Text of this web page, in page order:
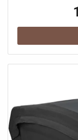
de toit
déconcertante.
garantit
ce, en
votre coffre,
bloquer en
il suffit
dans l'autre
résistance au
ont été conçus